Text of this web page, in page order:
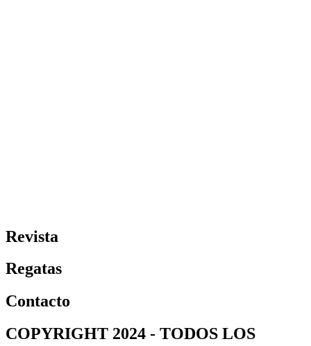
Revista
Regatas
Contacto
COPYRIGHT 2024 - TODOS LOS